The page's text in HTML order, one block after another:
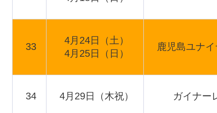
33
4月24日（土）
4月25日（日）
鹿児島ユナ
34 4月29日（木祝） ガイナー